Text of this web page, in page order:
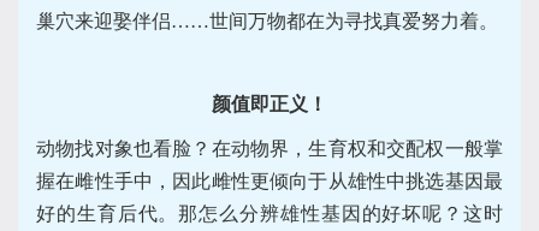
巢穴来迎娶伴侣……世间万物都在为寻找真爱努力着。
颜值即正义！
动物找对象也看脸？在动物界，生育权和交配权一般掌
握在雌性手中，因此雌性更倾向于从雄性中挑选基因最
好的生育后代。那怎么分辨雄性基因的好坏呢？这时